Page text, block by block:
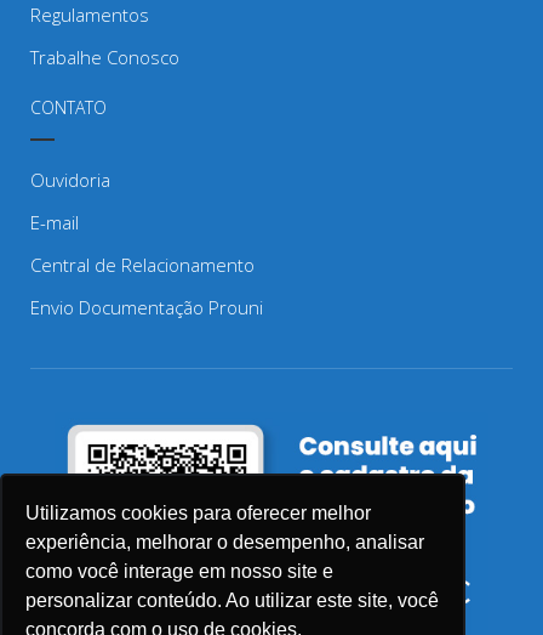
Utilizamos cookies para oferecer melhor
experiência, melhorar o desempenho, analisar
como você interage em nosso site e
personalizar conteúdo. Ao utilizar este site, você
concorda com o uso de cookies.
Regulamentos
Trabalhe Conosco
CONTATO
Ouvidoria
E-mail
Central de Relacionamento
Envio Documentação Prouni